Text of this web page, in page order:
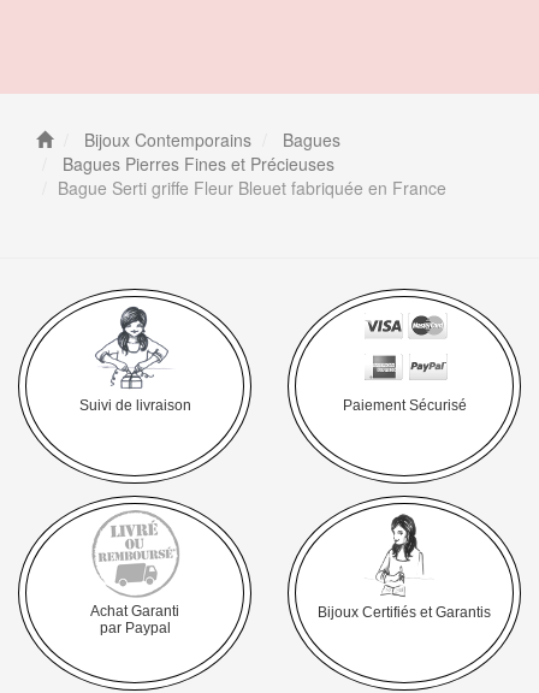
Bijoux Contemporains
Bagues
Bagues Pierres Fines et Précieuses
Bague Serti griffe Fleur Bleuet fabriquée en France
Suivi de livraison Paiement Sécurisé
Achat Garanti
par Paypal
Bijoux Certifiés et Garantis